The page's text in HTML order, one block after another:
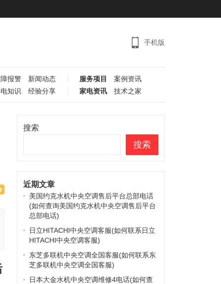
手机版
报警 新闻动态 服务项目
案例资讯
知识
经验分享 家电资讯 技术之家
搜索
搜索
近期文章
美国约克水机中央空调售后平台总部电话
(如何查询美国约克水机中央空调售后平台
总部电话)
日立HITACHI中央空调客服(如何联系日立
HITACHI中央空调客服)
东芝多联机中央空调全国客服(如何联系东
芝多联机中央空调全国客服)
日本大金水机中央空调维修4电话(如何查